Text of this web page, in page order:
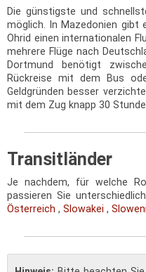
Die günstigste und
möglich. In Mazedonien gibt
Ohrid einen internationalen
mehrere Flüge nach
Dortmund benötigt
Rückreise mit dem Bus
Geldgründen besser
mit dem Zug knapp 30
Transitländer
Je nachdem, für welche
passieren Sie
Österreich , Slowakei ,